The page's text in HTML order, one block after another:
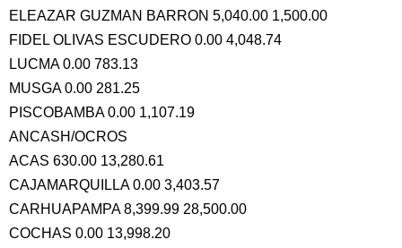
ELEAZAR GUZMAN BARRON 5,040.00 1,500.00
FIDEL OLIVAS ESCUDERO 0.00 4,048.74
LUCMA 0.00 783.13
MUSGA 0.00 281.25
PISCOBAMBA 0.00 1,107.19
ANCASH/OCROS
ACAS 630.00 13,280.61
CAJAMARQUILLA 0.00 3,403.57
CARHUAPAMPA 8,399.99 28,500.00
COCHAS 0.00 13,998.20